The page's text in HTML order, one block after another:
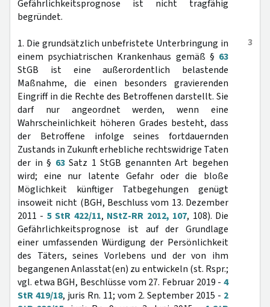
Gefährlichkeitsprognose ist nicht tragfähig
begründet.
3
1. Die grundsätzlich unbefristete Unterbringung in
einem psychiatrischen Krankenhaus gemäß § 63
StGB ist eine außerordentlich belastende
Maßnahme, die einen besonders gravierenden
Eingriff in die Rechte des Betroffenen darstellt. Sie
darf nur angeordnet werden, wenn eine
Wahrscheinlichkeit höheren Grades besteht, dass
der Betroffene infolge seines fortdauernden
Zustands in Zukunft erhebliche rechtswidrige Taten
der in § 63Satz 1 StGB genannten Art begehen
wird; eine nur latente Gefahr oder die bloße
Möglichkeit künftiger Tatbegehungen genügt
insoweit nicht (BGH, Beschluss vom 13. Dezember
2011 - 5 StR 422/11, NStZ-RR 2012, 107, 108). Die
Gefährlichkeitsprognose ist auf der Grundlage
einer umfassenden Würdigung der Persönlichkeit
des Täters, seines Vorlebens und der von ihm
begangenen Anlasstat(en) zu entwickeln (st. Rspr.;
vgl. etwa BGH, Beschlüsse vom 27. Februar 2019 - 4
StR 419/18, juris Rn. 11; vom 2. September 2015 - 2